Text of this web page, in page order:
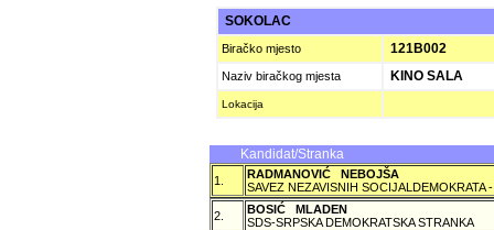
SOKOLAC
Biračko mjesto 121B002
Naziv biračkog mjesta KINO SALA
Lokacija
Kandidat/Stranka
1.
RADMANOVIĆ NEBOJŠA
SAVEZ NEZAVISNIH SOCIJALDEMOKRATA
2.
BOSIĆ MLADEN
SDS-SRPSKA DEMOKRATSKA STRANKA